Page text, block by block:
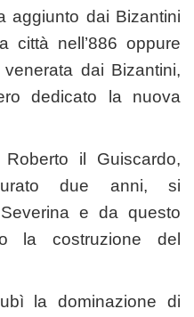
aggiunto dai Bizantini
città nell’886 oppure
dai Bizantini,
dedicato la nuova
il Guiscardo,
due anni, si
e da questo
la costruzione del
la dominazione di